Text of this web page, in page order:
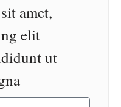
amet,
elit
ut